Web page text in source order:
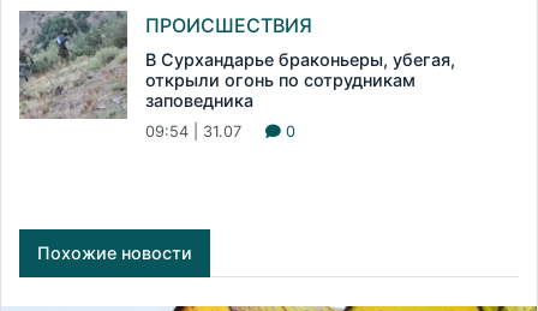
ПРОИСШЕСТВИЯ
В Сурхандарье браконьеры, убегая,
открыли огонь по сотрудникам
заповедника
09:54 | 31.07 0
Похожие новости